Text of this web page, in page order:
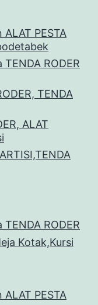
ALAT PESTA
RODER
TENDA
ALAT
RODER
Kotak,Kursi
ALAT PESTA